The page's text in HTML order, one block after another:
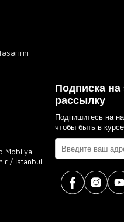
Mobilya
/ İstanbul
Подписка
рассылку
Подпишитесь на
чтобы быть в